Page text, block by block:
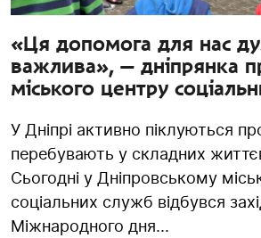
«Ця допомога для нас
важлива», — дніпрянка
міського центру
У Дніпрі активно піклуються
перебувають у складних
Сьогодні у Дніпровському
соціальних служб відбувся
Міжнародного дня...